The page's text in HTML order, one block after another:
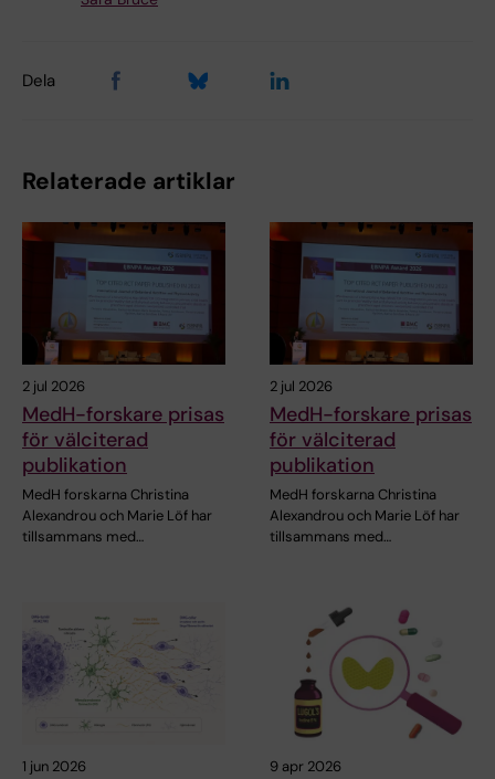
Dela
Relaterade artiklar
2 jul 2026
MedH-forskare prisas
för välciterad
publikation
MedH forskarna Christina
Alexandrou och Marie Löf har
tillsammans med…
2 jul 2026
MedH-forskare prisas
för välciterad
publikation
MedH forskarna Christina
Alexandrou och Marie Löf har
tillsammans med…
1 jun 2026 9 apr 2026